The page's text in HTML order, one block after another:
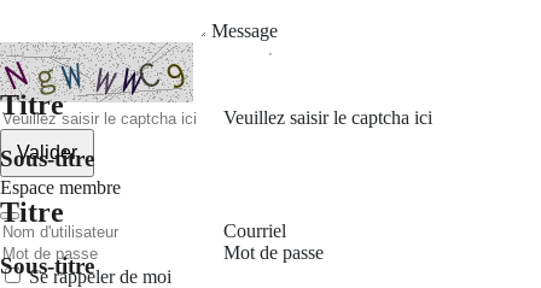
Titre
Sous-titre
Titre
Sous-titre
Message
Veuillez saisir le captcha ici
Valider
Espace membre
Courriel
Mot de passe
Se rappeler de moi